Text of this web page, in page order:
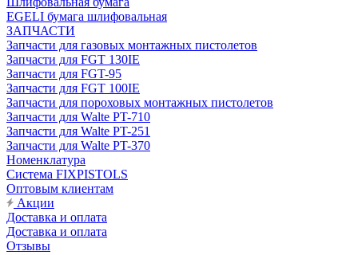
EGELI бумага шлифовальная
ЗАПЧАСТИ
Запчасти для газовых монтажных пистолетов
Запчасти для FGT 130IE
Запчасти для FGT-95
Запчасти для FGT 100IE
Запчасти для пороховых монтажных пистолетов
Запчасти для Walte PT-710
Запчасти для Walte PT-251
Запчасти для Walte PT-370
Номенклатура
Система FIXPISTOLS
Оптовым клиентам
Акции
Доставка и оплата
Доставка и оплата
Отзывы